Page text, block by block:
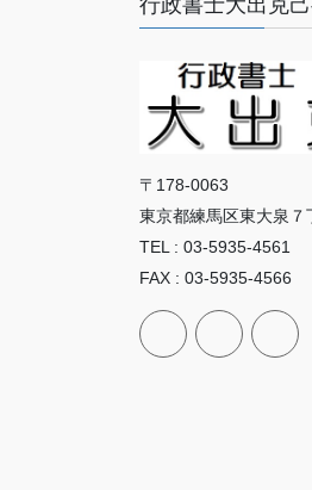
〒178-0063
東京都練馬区東大泉７
TEL : 03-5935-4561
FAX : 03-5935-4566